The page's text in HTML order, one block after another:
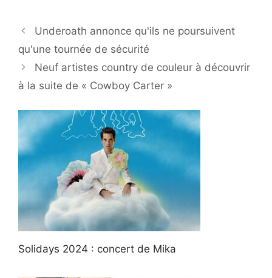
Underoath annonce qu'ils ne poursuivent
qu'une tournée de sécurité
Neuf artistes country de couleur à découvrir
à la suite de « Cowboy Carter »
Solidays 2024 : concert de Mika